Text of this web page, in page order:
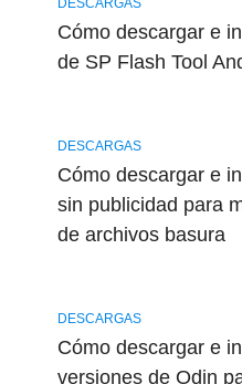
DESCARGAS
Cómo descargar e
de SP Flash Tool
DESCARGAS
Cómo descargar e
sin publicidad para
de archivos basura
DESCARGAS
Cómo descargar e
versiones de Odin